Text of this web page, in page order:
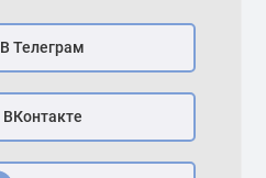
В Телеграм
ВКонтакте